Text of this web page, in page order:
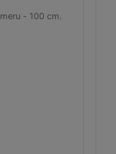
- 100 cm.